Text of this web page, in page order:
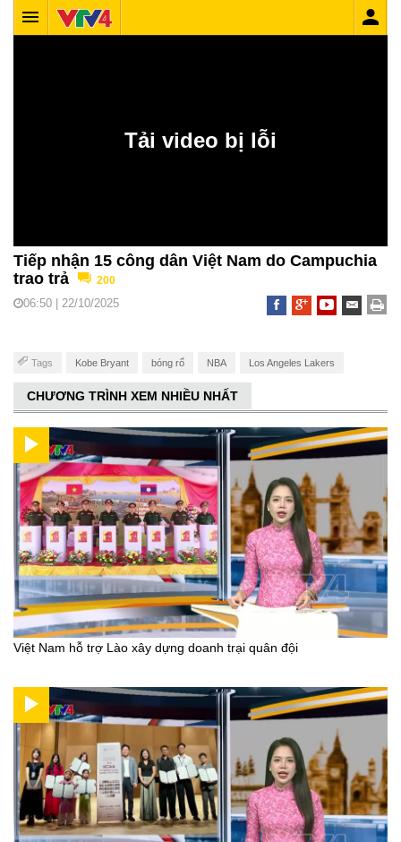
Tiếp nhận 15 công dân Việt Nam do Campuchia
trao trả
200
06:50 | 22/10/2025
Tags Kobe Bryant bóng rổ NBA Los Angeles Lakers
CHƯƠNG TRÌNH XEM NHIỀU NHẤT
Việt Nam hỗ trợ Lào xây dựng doanh trại quân đội